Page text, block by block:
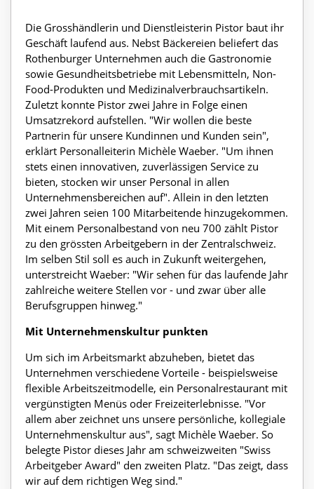
Die Grosshändlerin und Dienstleisterin Pistor baut ihr
Geschäft laufend aus. Nebst Bäckereien beliefert das
Rothenburger Unternehmen auch die Gastronomie
sowie Gesundheitsbetriebe mit Lebensmitteln, Non-
Food-Produkten und Medizinalverbrauchsartikeln.
Zuletzt konnte Pistor zwei Jahre in Folge einen
Umsatzrekord aufstellen. "Wir wollen die beste
Partnerin für unsere Kundinnen und Kunden sein",
erklärt Personalleiterin Michèle Waeber. "Um ihnen
stets einen innovativen, zuverlässigen Service zu
bieten, stocken wir unser Personal in allen
Unternehmensbereichen auf". Allein in den letzten
zwei Jahren seien 100 Mitarbeitende hinzugekommen.
Mit einem Personalbestand von neu 700 zählt Pistor
zu den grössten Arbeitgebern in der Zentralschweiz.
Im selben Stil soll es auch in Zukunft weitergehen,
unterstreicht Waeber: "Wir sehen für das laufende Jahr
zahlreiche weitere Stellen vor - und zwar über alle
Berufsgruppen hinweg."
Mit Unternehmenskultur punkten
Um sich im Arbeitsmarkt abzuheben, bietet das
Unternehmen verschiedene Vorteile - beispielsweise
flexible Arbeitszeitmodelle, ein Personalrestaurant mit
vergünstigten Menüs oder Freizeiterlebnisse. "Vor
allem aber zeichnet uns unsere persönliche, kollegiale
Unternehmenskultur aus", sagt Michèle Waeber. So
belegte Pistor dieses Jahr am schweizweiten "Swiss
Arbeitgeber Award" den zweiten Platz. "Das zeigt, dass
wir auf dem richtigen Weg sind."